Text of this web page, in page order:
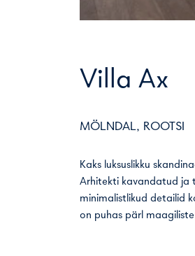
Villa Ax
MÖLNDAL, ROOTSI
Kaks luksuslikku
Arhitekti kavandatud ja
minimalistlikud detailid
on puhas pärl